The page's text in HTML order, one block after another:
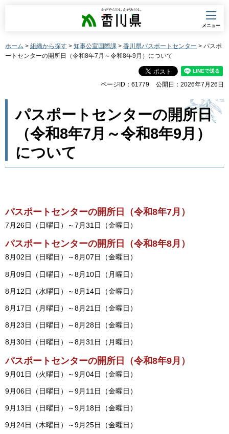
香川県
メニュー
ホーム > 組織から探す > 知事公室国際課 > 香川県パスポートセンター > パスポ
ートセンターの開所日（令和8年7月～令和8年9月）について
ページID：61779 公開日：2026年7月26日
パスポートセンターの開所日
（令和8年7月～令和8年9月）
について
パスポートセンターの開所日（令和8年7月）
7月26日（日曜日）～7月31日（金曜日）
パスポートセンターの開所日（令和8年8月）
8月02日（日曜日）～8月07日（金曜日）
8月09日（日曜日）～8月10日（月曜日）
8月12日（水曜日）～8月14日（金曜日）
8月17日（月曜日）～8月21日（金曜日）
8月23日（日曜日）～8月28日（金曜日）
8月30日（日曜日）～8月31日（月曜日）
パスポートセンターの開所日（令和8年9月）
9月01日（火曜日）～9月04日（金曜日）
9月06日（日曜日）～9月11日（金曜日）
9月13日（日曜日）～9月18日（金曜日）
9月24日（木曜日）～9月25日（金曜日）